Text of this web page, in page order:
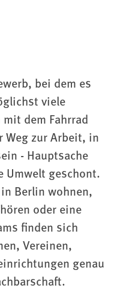
bei dem es
viele
dem Fahrrad
Weg zur Arbeit, in
- Hauptsache
Umwelt geschont.
Berlin wohnen,
oder eine
finden sich
Vereinen,
genau